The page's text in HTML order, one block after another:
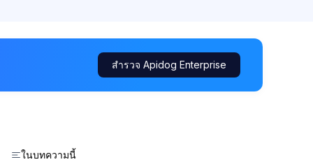
สำรวจ Apidog Enterprise
ในบทความนี้